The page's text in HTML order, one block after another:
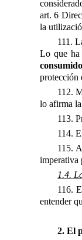
art. 6
la
111.
Lo que
protección
112.
lo afirma
113.
114.
115.
imperativa
1.4.
116.
entender
2. El